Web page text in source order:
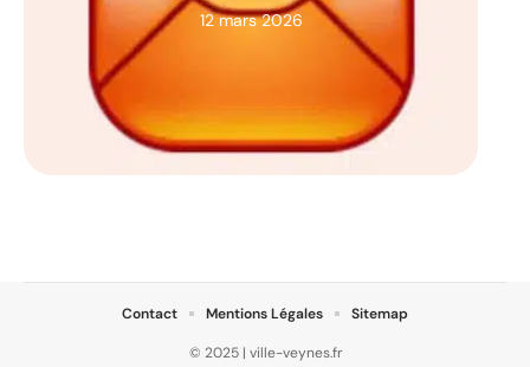
12 mars 2026
© 2025 | ville-veynes.fr
Contact Mentions Légales Sitemap